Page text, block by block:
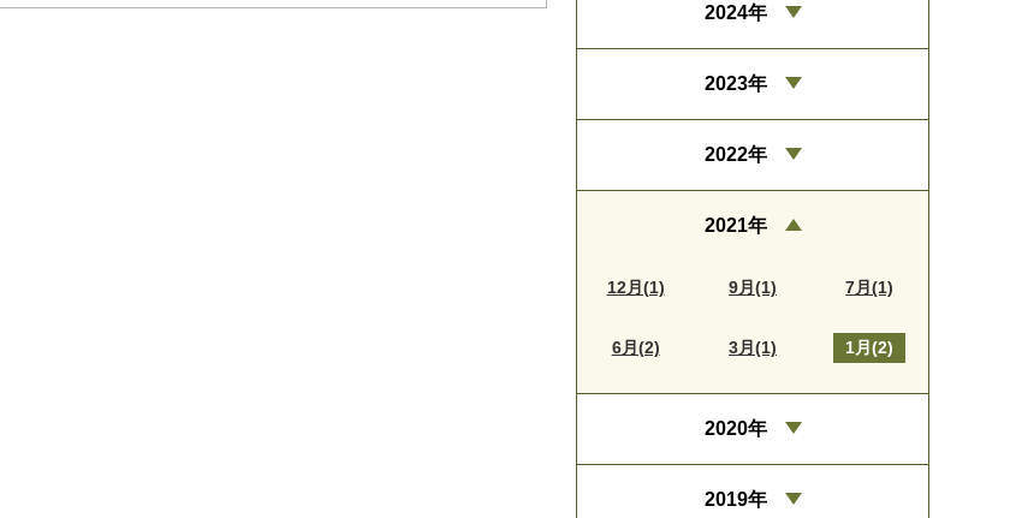
2024年
2023年
2022年
2021年
12月(1) 9月(1) 7月(1)
6月(2) 3月(1) 1月(2)
2020年
2019年